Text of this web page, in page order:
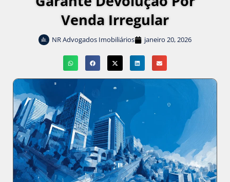
Venda Irregular
NR Advogados Imobiliários janeiro 20, 2026